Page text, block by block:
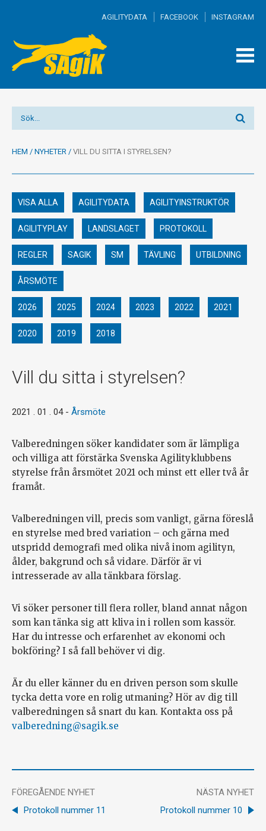
AGILITYDATA FACEBOOK INSTAGRAM
HEM / NYHETER / VILL DU SITTA I STYRELSEN?
VISA ALLA AGILITYDATA AGILITYINSTRUKTÖR
AGILITYPLAY LANDSLAGET PROTOKOLL
REGLER SAGIK SM TÄVLING UTBILDNING
ÅRSMÖTE
2026 2025 2024 2023 2022 2021
2020 2019 2018
Vill du sitta i styrelsen?
2021 . 01 . 04 - Årsmöte
Valberedningen söker kandidater som är lämpliga
och villiga att förstärka Svenska Agilityklubbens
styrelse från årsmötet 2021 och minst ett eller två år
framåt.
Valberedningen vill, precis som vanligt, gärna föreslå
en styrelse med bred variation – och gärna med
utspridd demografi med olika nivå inom agilityn,
ålder, bakgrund och så vidare. Därför är vi
intresserade av alla tänkbara förslag.
Vi söker personer till flera roller, bland annat någon
som kan tänka sig att kliva in i rollen som kassör.
Har du intresse och erfarenhet av ekonomi och
bokföring? I så fall behöver vi dig.
Är du eller känner du en driven person som skulle
tycka detta vore en rolig utmaning? Hör av dig till
valberedningen så snart du kan. Kontakta oss på
valberedning@sagik.se
FÖREGÅENDE NYHET
Protokoll nummer 11
NÄSTA NYHET
Protokoll nummer 10